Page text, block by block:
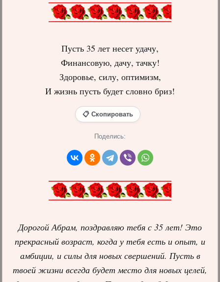
Пусть 35 лет несет удачу,
Финансовую, дачу, тачку!
Здоровье, силу, оптимизм,
И жизнь пусть будет словно бриз!
📋 Скопировать
Поделись:
Дорогой Абрам, поздравляю тебя с 35 лет! Это
прекрасный возраст, когда у тебя есть и опыт, и
амбиции, и силы для новых свершений. Пусть в
твоей жизни всегда будет место для новых целей,